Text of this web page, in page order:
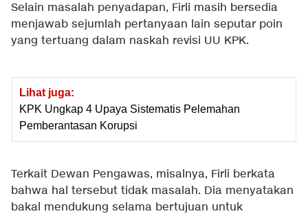
Selain masalah penyadapan, Firli masih bersedia
menjawab sejumlah pertanyaan lain seputar poin
yang tertuang dalam naskah revisi UU KPK.
Lihat juga:
KPK Ungkap 4 Upaya Sistematis Pelemahan
Pemberantasan Korupsi
Terkait Dewan Pengawas, misalnya, Firli berkata
bahwa hal tersebut tidak masalah. Dia menyatakan
bakal mendukung selama bertujuan untuk